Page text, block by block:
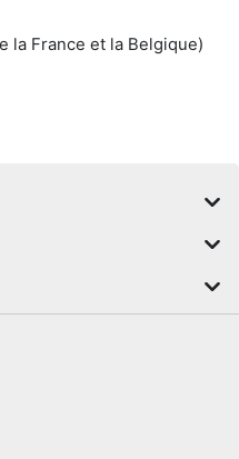
la France et la Belgique)